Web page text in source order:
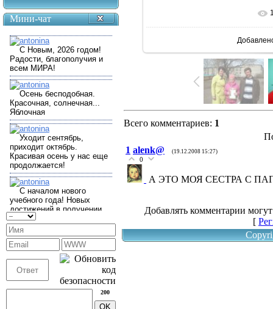
Мини-чат
200
В
Всего комментариев: 1
1 alenk@ (19.12.2008 15:27)
0
А ЭТО МОЯ СЕСТРА С
Добавлять комментарии
[